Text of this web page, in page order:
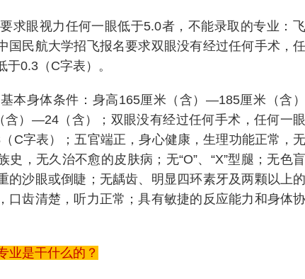
求眼视力任何一眼低于5.0者，不能录取的专业：
国民航大学招飞报名要求双眼没有经过任何手术，
于0.3（C字表）。
本身体条件：身高165厘米（含）—185厘米（含
含）—24（含）；双眼没有经过任何手术，任何一
C字表）；五官端正，身心健康，生理功能正常，
史，无久治不愈的皮肤病；无“O”、“X”型腿；无色
的沙眼或倒睫；无龋齿、明显四环素牙及两颗以上的
口齿清楚，听力正常；具有敏捷的反应能力和身体
业是干什么的？